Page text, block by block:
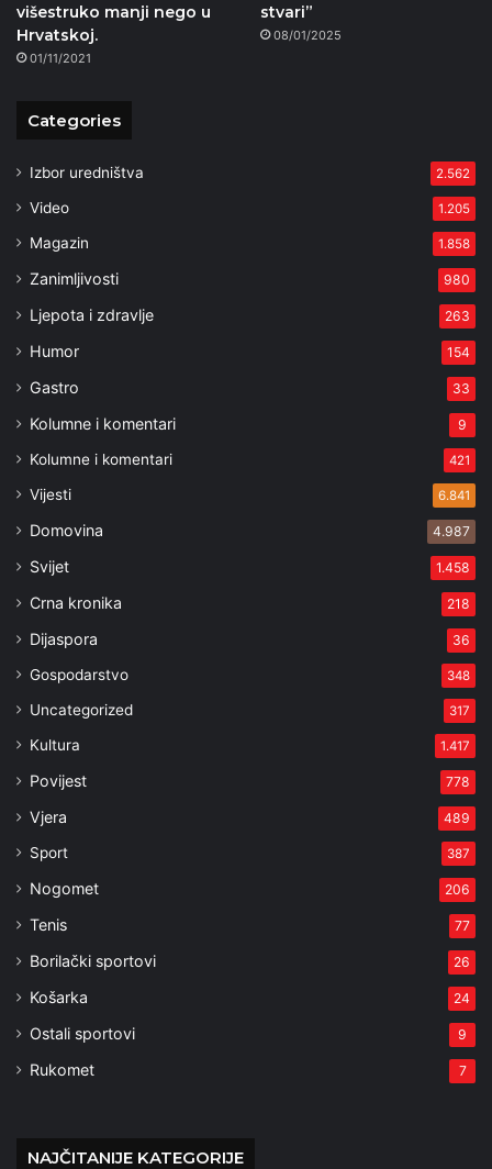
višestruko manji nego u
Hrvatskoj.
01/11/2021
stvari”
08/01/2025
Categories
Izbor uredništva 2.562
Video 1.205
Magazin 1.858
Zanimljivosti 980
Ljepota i zdravlje 263
Humor 154
Gastro 33
Kolumne i komentari 9
Kolumne i komentari 421
Vijesti 6.841
Domovina 4.987
Svijet 1.458
Crna kronika 218
Dijaspora 36
Gospodarstvo 348
Uncategorized 317
Kultura 1.417
Povijest 778
Vjera 489
Sport 387
Nogomet 206
Tenis 77
Borilački sportovi 26
Košarka 24
Ostali sportovi 9
Rukomet 7
NAJČITANIJE KATEGORIJE